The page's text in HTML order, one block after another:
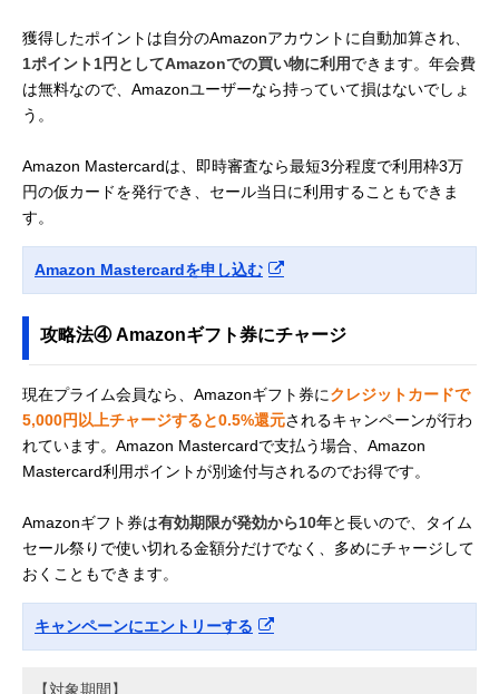
獲得したポイントは自分のAmazonアカウントに自動加算され、
1ポイント1円としてAmazonでの買い物に利用できます。年会費
は無料なので、Amazonユーザーなら持っていて損はないでしょ
う。
Amazon Mastercardは、即時審査なら最短3分程度で利用枠3万
円の仮カードを発行でき、セール当日に利用することもできま
す。
Amazon Mastercardを申し込む
攻略法④ Amazonギフト券にチャージ
現在プライム会員なら、Amazonギフト券にクレジットカードで
5,000円以上チャージすると0.5%還元されるキャンペーンが行わ
れています。Amazon Mastercardで支払う場合、Amazon
Mastercard利用ポイントが別途付与されるのでお得です。
Amazonギフト券は有効期限が発効から10年と長いので、タイム
セール祭りで使い切れる金額分だけでなく、多めにチャージして
おくこともできます。
キャンペーンにエントリーする
【対象期間】